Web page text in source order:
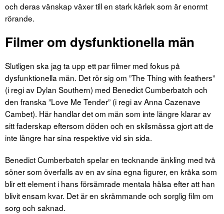
och deras vänskap växer till en stark kärlek som är enormt
rörande.
Filmer om dysfunktionella män
Slutligen ska jag ta upp ett par filmer med fokus på
dysfunktionella män. Det rör sig om ”The Thing with feathers”
(i regi av Dylan Southern) med Benedict Cumberbatch och
den franska ”Love Me Tender” (i regi av Anna Cazenave
Cambet). Här handlar det om män som inte längre klarar av
sitt faderskap eftersom döden och en skilsmässa gjort att de
inte längre har sina respektive vid sin sida.
Benedict Cumberbatch spelar en tecknande änkling med två
söner som överfalls av en av sina egna figurer, en kråka som
blir ett element i hans försämrade mentala hälsa efter att han
blivit ensam kvar. Det är en skrämmande och sorglig film om
sorg och saknad.